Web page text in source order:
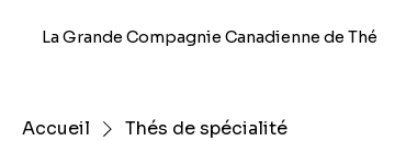
La Grande Compagnie Canadienne de Thé
Accueil Thés de spécialité